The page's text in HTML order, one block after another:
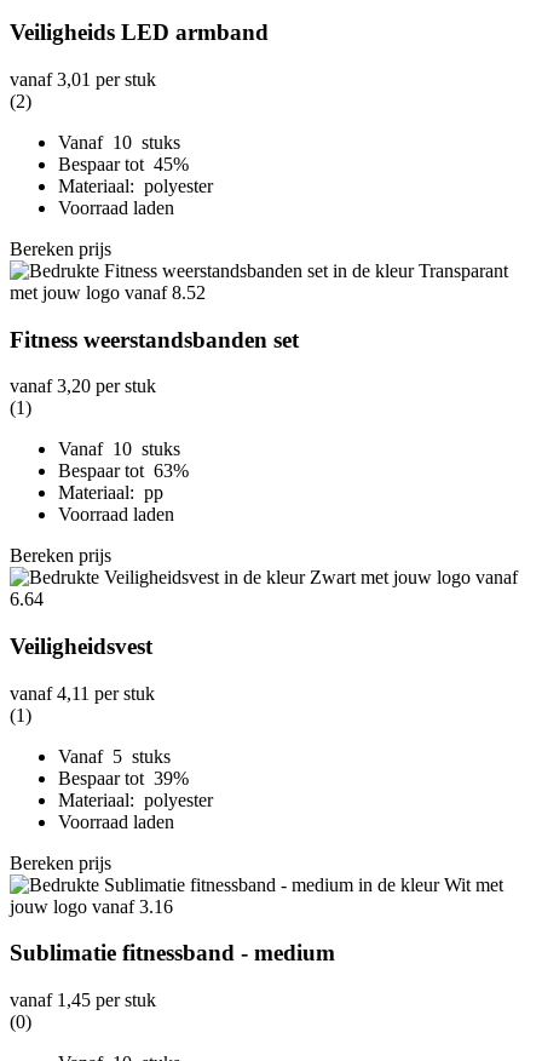
Veiligheids LED armband
vanaf3,01 per stuk
(2)
Vanaf 10 stuks
Bespaar tot 45%
Materiaal: polyester
Voorraad laden
Bereken prijs
Fitness weerstandsbanden set
vanaf3,20 per stuk
(1)
Vanaf 10 stuks
Bespaar tot 63%
Materiaal: pp
Voorraad laden
Bereken prijs
Veiligheidsvest
vanaf4,11 per stuk
(1)
Vanaf 5 stuks
Bespaar tot 39%
Materiaal: polyester
Voorraad laden
Bereken prijs
Sublimatie fitnessband - medium
vanaf 1,45 per stuk
(0)